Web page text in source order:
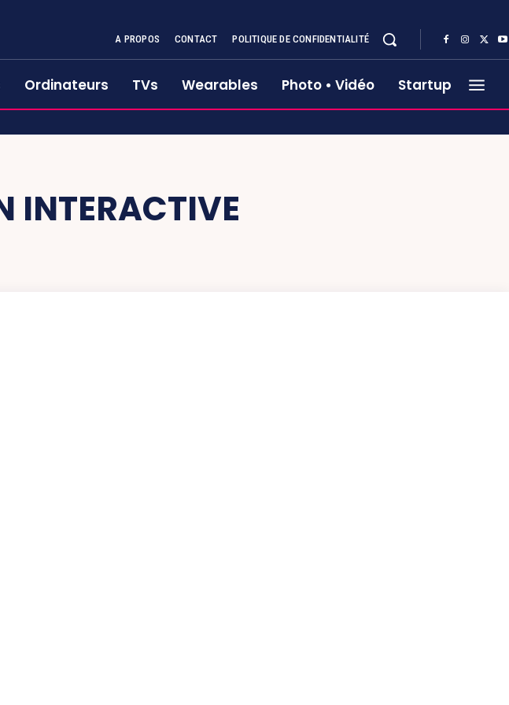
A PROPOS CONTACT POLITIQUE DE CONFIDENTIALITÉ
Ordinateurs TVs Wearables Photo • Vidéo Startup
INTERACTIVE